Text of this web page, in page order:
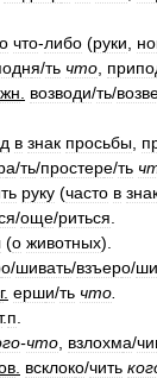
что-либо (руки
я/ть что
возводи/ть/
в знак просьбы
а/ть/простере/ть
руку (часто в
/още/риться
(о животных).
о/шивать/взъеро/
. ерши/ть что
.п
-что взлохма/
всклоко/чить